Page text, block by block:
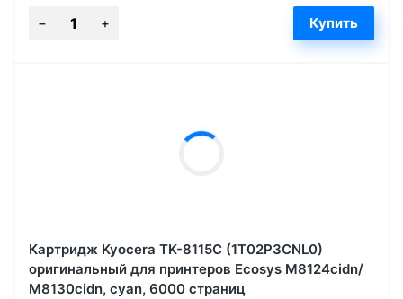
Картридж Kyocera TK-8115C (1T02P3CNL0)
оригинальный для принтеров Ecosys M8124cidn/
M8130cidn, cyan, 6000 страниц